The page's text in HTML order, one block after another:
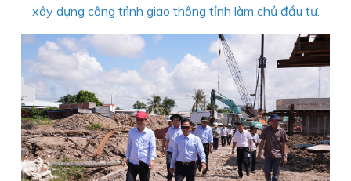
xây dựng công trình giao thông tỉnh làm chủ đầu tư.